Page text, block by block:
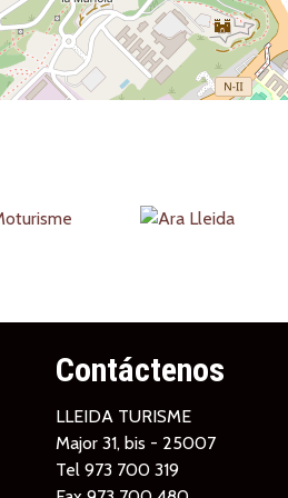
Contáctenos
LLEIDA TURISME
Major 31, bis - 25007
Tel 973 700 319